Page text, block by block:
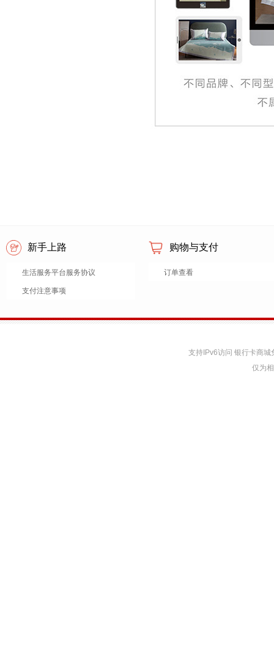
新手上路
生活服务平台服务协议
支付注意事项
购物与支付
订单查看
支持IPv6访问 银行卡商
仅为